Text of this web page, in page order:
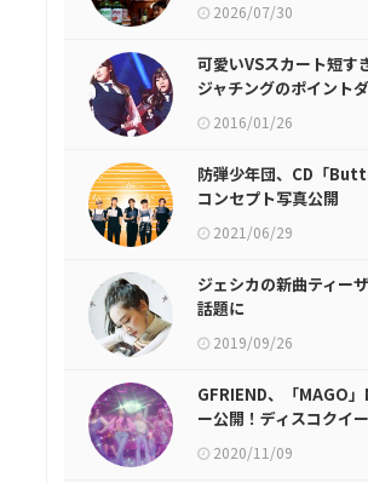
2026/07/30
可愛いVSスカート短す
ジャチングのポイント
2016/01/26
防弾少年団、CD「
コンセプト写真公開
2021/06/29
ジェシカの新曲ティー
話題に
2019/09/26
GFRIEND、「MAGO
ー公開！ディスコクイ
2020/11/09